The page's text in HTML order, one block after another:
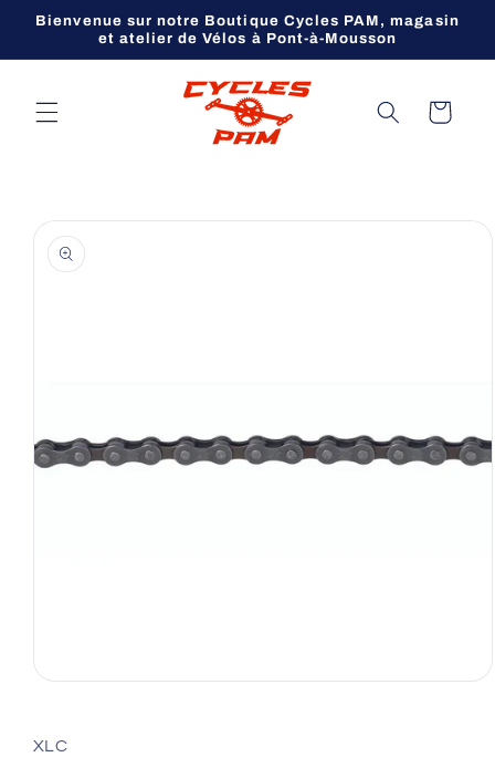
passer
Bienvenue sur notre Boutique Cycles PAM, magasin
et atelier de Vélos à Pont-à-Mousson
Panier
Passer aux
informations
produits
Ouvrir
1
dans
XLC